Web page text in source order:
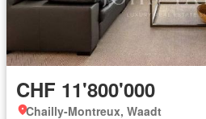
CHF 11'800'000
Chailly-Montreux, Waadt